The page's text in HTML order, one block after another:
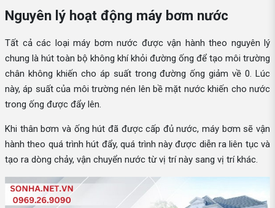
Nguyên lý hoạt động máy bơm nước
Tất cả các loại máy bơm nước được vận hành theo nguyên lý
chung là hút toàn bộ không khí khỏi đường ống để tạo môi trường
chân không khiến cho áp suất trong đường ống giảm về 0. Lúc
này, áp suất của môi trường nén lên bề mặt nước khiến cho nước
trong ống được đẩy lên.
Khi thân bơm và ống hút đã được cấp đủ nước, máy bơm sẽ vận
hành theo quá trình hút đẩy, quá trình này được diễn ra liên tục và
tạo ra dòng chảy, vận chuyển nước từ vị trí này sang vị trí khác.